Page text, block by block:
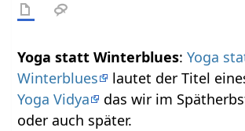
Yoga statt Winterblues:Yoga
Winterblues
lautet der Titel
Yoga Vidya
das wir im
oder auch später.